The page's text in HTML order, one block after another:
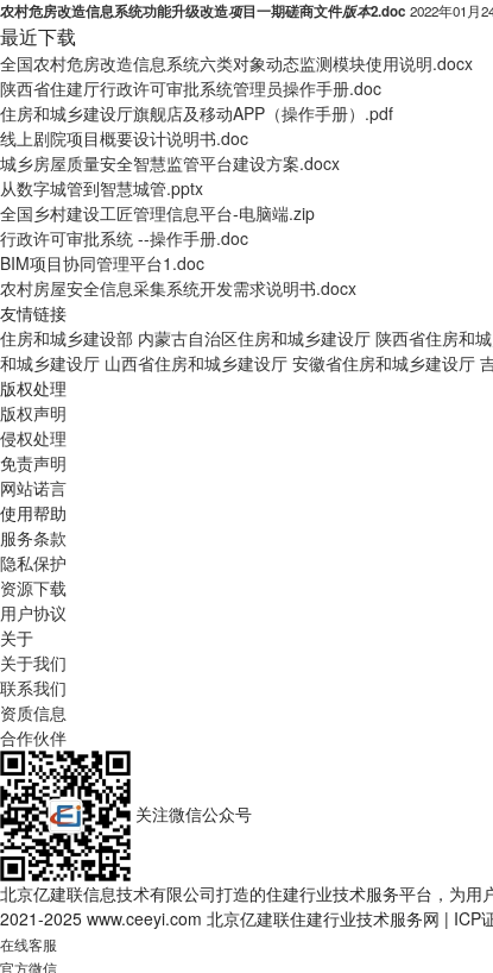
农村危房改造信息系统功能升级改造项目一期磋商文件版本2.doc 2022年01月
最近下载
全国农村危房改造信息系统六类对象动态监测模块使用说明.docx
陕西省住建厅行政许可审批系统管理员操作手册.doc
住房和城乡建设厅旗舰店及移动APP（操作手册）.pdf
线上剧院项目概要设计说明书.doc
城乡房屋质量安全智慧监管平台建设方案.docx
从数字城管到智慧城管.pptx
全国乡村建设工匠管理信息平台-电脑端.zip
行政许可审批系统 --操作手册.doc
BIM项目协同管理平台1.doc
农村房屋安全信息采集系统开发需求说明书.docx
友情链接
住房和城乡建设部 内蒙古自治区住房和城乡建设厅 陕西省住房和
和城乡建设厅 山西省住房和城乡建设厅 安徽省住房和城乡建设厅
版权处理
版权声明
侵权处理
免责声明
网站诺言
使用帮助
服务条款
隐私保护
资源下载
用户协议
关于
关于我们
联系我们
资质信息
合作伙伴
关注微信公众号
北京亿建联信息技术有限公司打造的住建行业技术服务平台，为
2021-2025 www.ceeyi.com 北京亿建联住建行业技术服务网 | ICP
在线客服
官方微信